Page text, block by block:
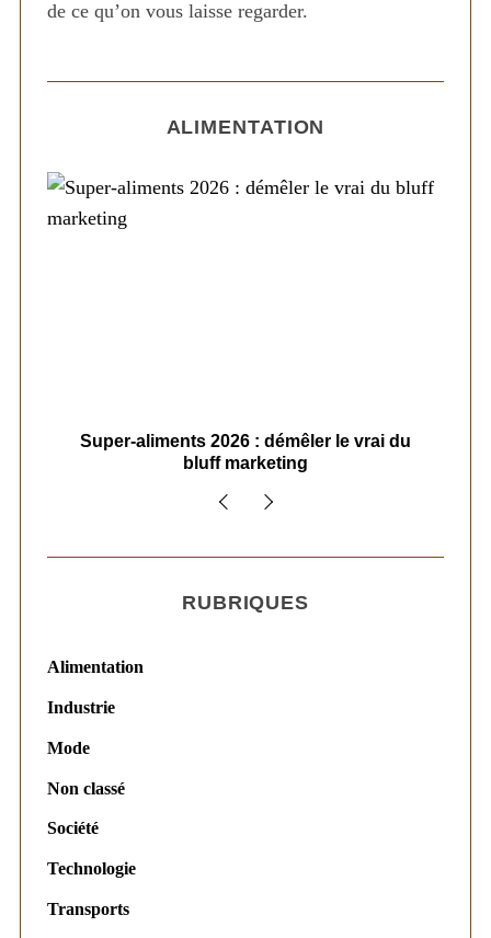
de ce qu’on vous laisse regarder.
ALIMENTATION
Super-aliments 2026 : démêler le vrai du
bluff marketing
RUBRIQUES
Alimentation
Industrie
Mode
Non classé
Société
Technologie
Transports